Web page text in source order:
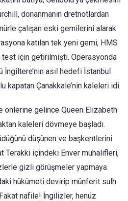
donanmanın dretnotlardan
çalışan eski gemilerini alarak
katılan tek yeni gemi, HMS
test için getirilmişti. Operasyonda
İngiltere’nin asıl hedefi İstanbul
kapatan Çanakkale’nin kaleleri idi.
önlerine gelince Queen Elizabeth
kaleleri dövmeye başladı.
düşünen ve başkentlerini
Terakki içindeki Enver muhalifleri,
gizli görüşmeler yapmaya
hükûmeti devirip münferit sulh
nafile! İngilizler, henüz